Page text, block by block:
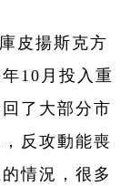
皮揚斯克方
10月投入重
了大部分市
反攻動能喪
情況，很多